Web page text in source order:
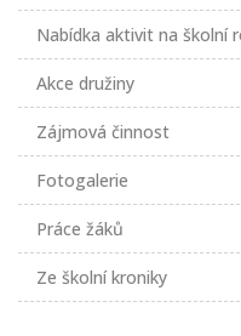
Nabídka aktivit na školní
Akce družiny
Zájmová činnost
Fotogalerie
Práce žáků
Ze školní kroniky